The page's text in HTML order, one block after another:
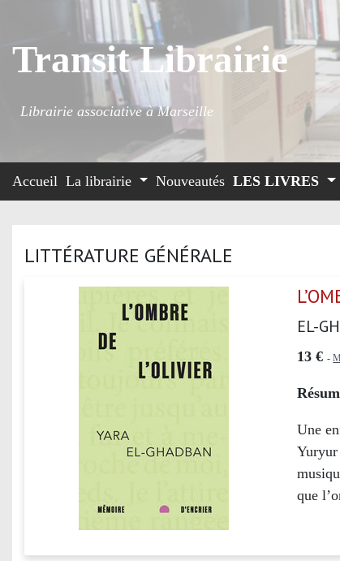
Transit Librairie
Librairie associative à Marseille
Accueil La librairie Nouveautés LES LIVRES
LITTÉRATURE GÉNÉRALE
EL-
13 € -
Une
Yuryur
que